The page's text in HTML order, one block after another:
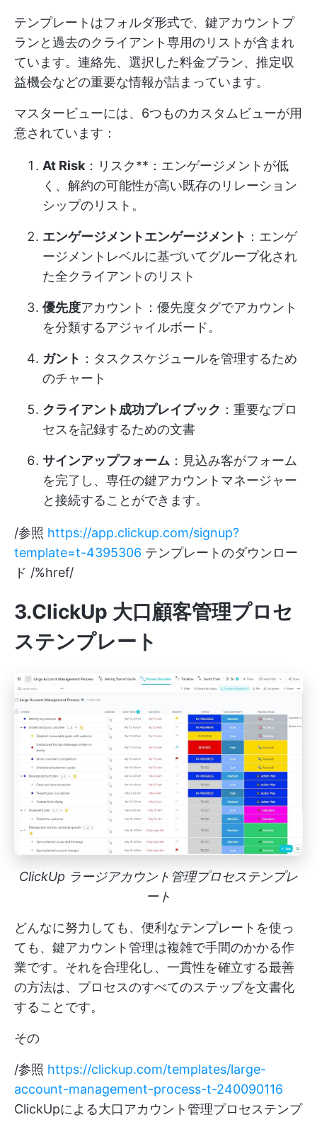
テンプレートはフォルダ形式で、鍵アカウントプ
ランと過去のクライアント専用のリストが含まれ
ています。連絡先、選択した料金プラン、推定収
益機会などの重要な情報が詰まっています。
マスタービューには、6つものカスタムビューが用
意されています：
At Risk：リスク**：エンゲージメントが低
く、解約の可能性が高い既存のリレーション
シップのリスト。
エンゲージメントエンゲージメント ：エンゲ
ージメントレベルに基づいてグループ化され
た全クライアントのリスト
優先度アカウント：優先度タグでアカウント
を分類するアジャイルボード。
ガント ：タスクスケジュールを管理するため
のチャート
クライアント成功プレイブック ：重要なプロ
セスを記録するための文書
サインアップフォーム ：見込み客がフォーム
を完了し、専任の鍵アカウントマネージャー
と接続することができます。
/参照 https://app.clickup.com/signup?
template=t-4395306 テンプレートのダウンロー
ド /%href/
3.ClickUp 大口顧客管理プロセ
ステンプレート
ClickUp ラージアカウント管理プロセステンプレ
ート
どんなに努力しても、便利なテンプレートを使っ
ても、鍵アカウント管理は複雑で手間のかかる作
業です。それを合理化し、一貫性を確立する最善
の方法は、プロセスのすべてのステップを文書化
することです。
その
/参照 https://clickup.com/templates/large-
account-management-process-t-240090116
ClickUpによる大口アカウント管理プロセステンプ